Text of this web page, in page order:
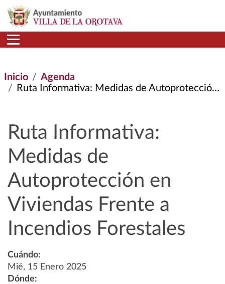
Pasar al contenido principal
Inicio
Agenda
Ruta Informativa: Medidas de Autoprotección En Viviendas Frente A Incendios Forestales
Ruta Informativa:
Medidas de
Autoprotección en
Viviendas Frente a
Incendios Forestales
Cuándo:
Mié, 15 Enero 2025
Dónde: